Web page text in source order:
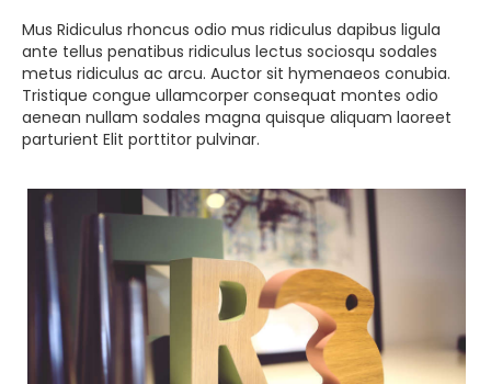
Mus Ridiculus rhoncus odio mus ridiculus dapibus ligula
ante tellus penatibus ridiculus lectus sociosqu sodales
metus ridiculus ac arcu. Auctor sit hymenaeos conubia.
Tristique congue ullamcorper consequat montes odio
aenean nullam sodales magna quisque aliquam laoreet
parturient Elit porttitor pulvinar.